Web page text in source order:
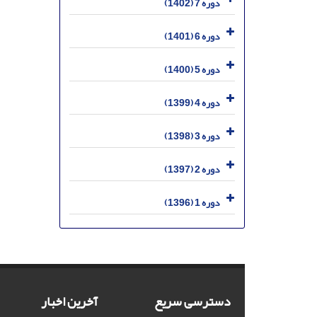
دوره 6 (1401)
دوره 5 (1400)
دوره 4 (1399)
دوره 3 (1398)
دوره 2 (1397)
دوره 1 (1396)
دسترسی سریع آخرین اخبار